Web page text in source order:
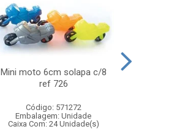
Mini moto 6cm solapa c/8
ref 726
Código: 571272
Embalagem: Unidade
Caixa Com: 24 Unidade(s)